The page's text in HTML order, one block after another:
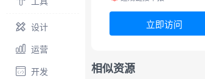
设计
运营
开发
立即访问
相似资源